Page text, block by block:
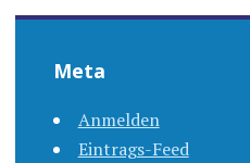
Meta
Anmelden
Eintrags-Feed